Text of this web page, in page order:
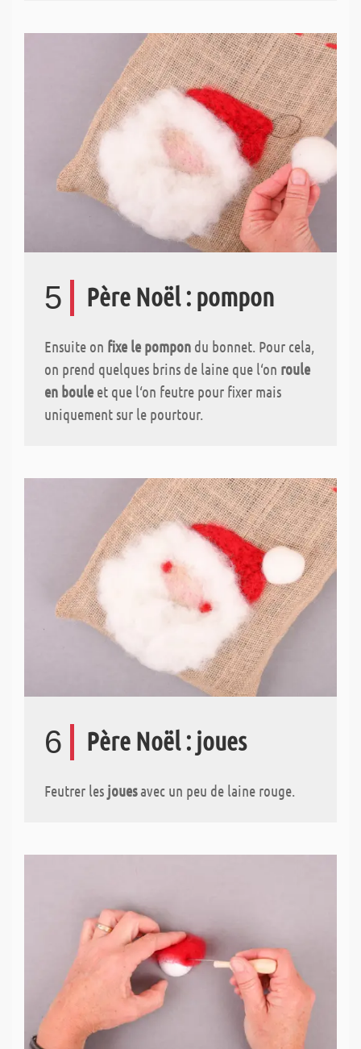
5 Père Noël : pompon
Ensuite on fixe le pompon du bonnet. Pour cela,
on prend quelques brins de laine que l‘on roule
en boule et que l‘on feutre pour fixer mais
uniquement sur le pourtour.
6 Père Noël : joues
Feutrer les jouesavec un peu de laine rouge.